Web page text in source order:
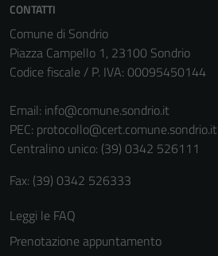
CONTATTI
Comune di Sondrio
Piazza Campello 1, 23100 Sondrio
Codice fiscale / P. IVA: 00095450144
Email: info@comune.sondrio.it
PEC: protocollo@cert.comune.sondrio.it
Centralino unico: (39) 0342 526111
Fax: (39) 0342 526333
Leggi le FAQ
Prenotazione appuntamento